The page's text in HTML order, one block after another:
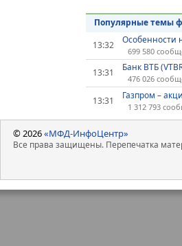
Популярные темы
13:32
Особенности
699 580
13:31 Банк ВТБ
476 026
13:31 Газпром –
1 312 793
© 2026«МФД-ИнфоЦентр»
Все права защищены. Перепечатка